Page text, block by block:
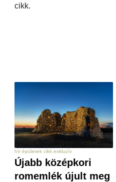
cikk.
hír épületek cikk exkluzív
Újabb középkori
romemlék újult meg